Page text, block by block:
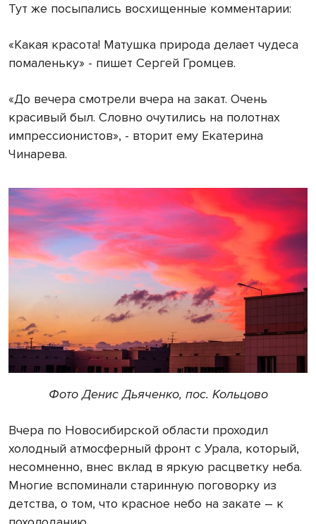
Тут же посыпались восхищенные комментарии:
«Какая красота! Матушка природа делает чудеса
помаленьку» - пишет Сергей Громцев.
«До вечера смотрели вчера на закат. Очень
красивый был. Словно очутились на полотнах
импрессионистов», - вторит ему Екатерина
Чинарева.
Фото Денис Дьяченко, пос. Кольцово
Вчера по Новосибирской области проходил
холодный атмосферный фронт с Урала, который,
несомненно, внес вклад в яркую расцветку неба.
Многие вспоминали старинную поговорку из
детства, о том, что красное небо на закате – к